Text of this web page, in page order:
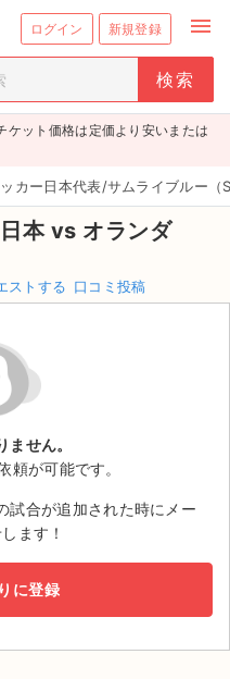
ログイン 新規登録 menu
ケット価格は定価より安いまたは
カー日本代表/サムライブルー（
本 vs オランダ
ストする 口コミ投稿
ません。
頼が可能です。
試合が追加された時にメー
ます！
に登録